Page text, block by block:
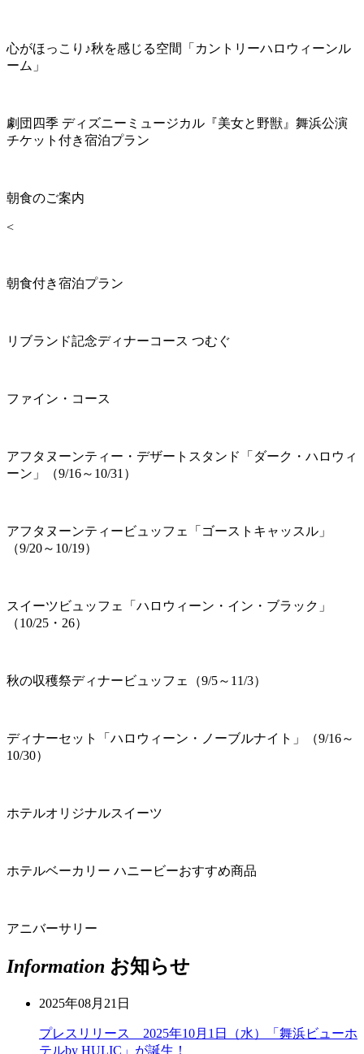
心がほっこり♪秋を感じる空間「カントリーハロウィーンル
ーム」
劇団四季 ディズニーミュージカル『美女と野獣』舞浜公演
チケット付き宿泊プラン
朝食のご案内
<
朝食付き宿泊プラン
リブランド記念ディナーコース つむぐ
ファイン・コース
アフタヌーンティー・デザートスタンド「ダーク・ハロウィ
ーン」（9/16～10/31）
アフタヌーンティービュッフェ「ゴーストキャッスル」
（9/20～10/19）
スイーツビュッフェ「ハロウィーン・イン・ブラック」
（10/25・26）
秋の収穫祭ディナービュッフェ（9/5～11/3）
ディナーセット「ハロウィーン・ノーブルナイト」（9/16～
10/30）
ホテルオリジナルスイーツ
ホテルベーカリー ハニービーおすすめ商品
アニバーサリー
Information お知らせ
2025年08月21日
プレスリリース 2025年10月1日（水）「舞浜ビューホ
テルby HULIC」が誕生！